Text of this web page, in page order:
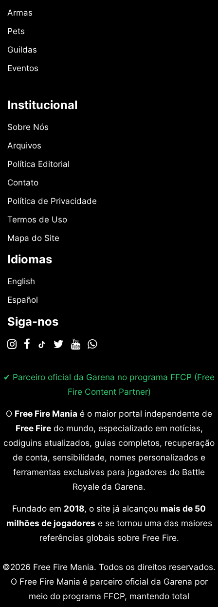
Armas
Pets
Guildas
Eventos
Institucional
Sobre Nós
Arquivos
Política Editorial
Contato
Política de Privacidade
Termos de Uso
Mapa do Site
Idiomas
English
Español
Siga-nos
✔ Parceiro oficial da Garena no programa FFCP (Free
Fire Content Partner)
O Free Fire Mania é o maior portal independente de
Free Firedo mundo, especializado em notícias,
codiguins atualizados, guias completos, recuperação
de conta, sensibilidade, nomes personalizados e
ferramentas exclusivas para jogadores do Battle
Royale da Garena.
Fundado em 2018, o site já alcançou mais de 50
milhões de jogadores e se tornou uma das maiores
referências globais sobre Free Fire.
©2026 Free Fire Mania. Todos os direitos reservados.
O Free Fire Mania é parceiro oficial da Garena por
meio do programa FFCP, mantendo total